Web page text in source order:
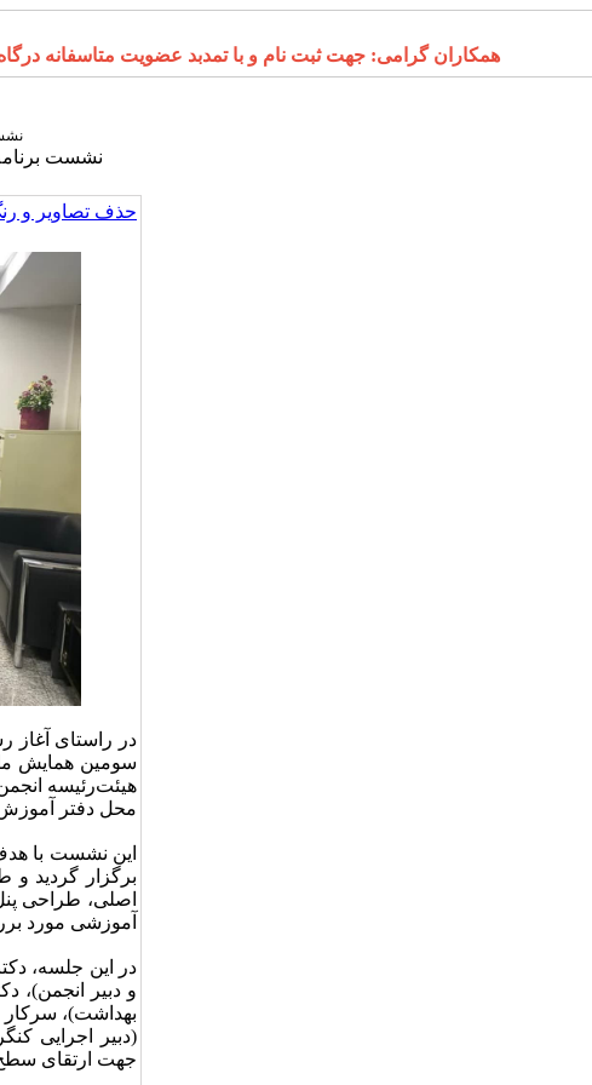
همکاران گرامی: جهت ثبت نام و با تمدبد عضویت متاسفانه درگاه
نشست
حذف تصاویر و
در راستای آغاز
هیئت‌رئیسه
محل دفتر
این نشست با
برگزار گردید
اصلی، طراحی
آموزشی مورد
در این جلسه،
و دبیر انجمن)،
بهداشت)، سرکار
(دبیر اجرایی
جهت ارتقای سطح